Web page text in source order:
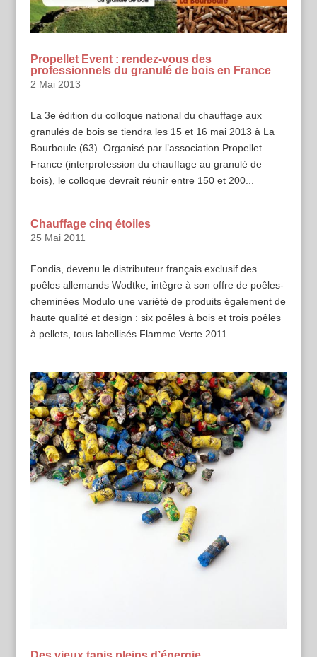
Propellet Event : rendez-vous des
professionnels du granulé de bois en France
2 Mai 2013
La 3e édition du colloque national du chauffage aux
granulés de bois se tiendra les 15 et 16 mai 2013 à La
Bourboule (63). Organisé par l’association Propellet
France (interprofession du chauffage au granulé de
bois), le colloque devrait réunir entre 150 et 200...
Chauffage cinq étoiles
25 Mai 2011
Fondis, devenu le distributeur français exclusif des
poêles allemands Wodtke, intègre à son offre de poêles-
cheminées Modulo une variété de produits également de
haute qualité et design : six poêles à bois et trois poêles
à pellets, tous labellisés Flamme Verte 2011...